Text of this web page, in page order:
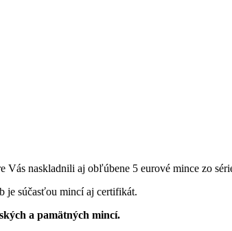
Vás naskladnili aj obľúbene 5 eurové mince zo
je súčasťou mincí aj certifikát.
a pamätných mincí.